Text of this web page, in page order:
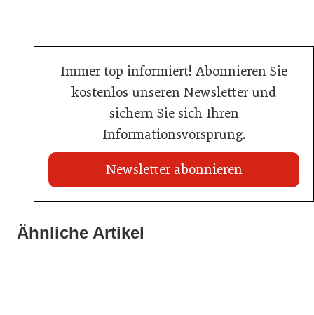
Immer top informiert! Abonnieren Sie
kostenlos unseren Newsletter und
sichern Sie sich Ihren
Informationsvorsprung.
Newsletter abonnieren
Ähnliche Artikel
War die Fußball-WM 2026 für Ihren Betrieb ein
21. Juli 2026
Stipendium für Nachwuchstalent in der Wiener